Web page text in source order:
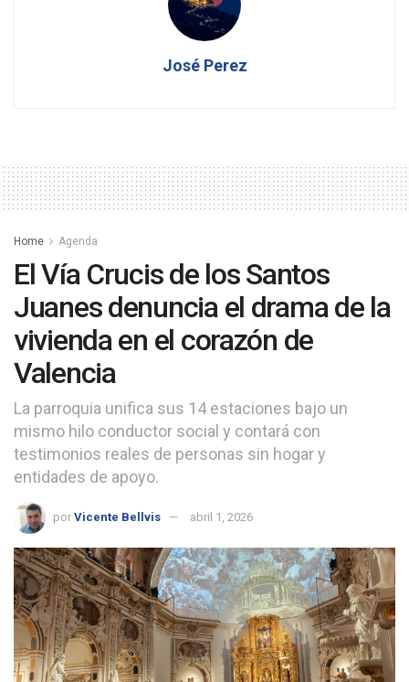
José Perez
Home Agenda
El Vía Crucis de los Santos
Juanes denuncia el drama de la
vivienda en el corazón de
Valencia
La parroquia unifica sus 14 estaciones bajo un
mismo hilo conductor social y contará con
testimonios reales de personas sin hogar y
entidades de apoyo.
por Vicente Bellvis abril 1, 2026